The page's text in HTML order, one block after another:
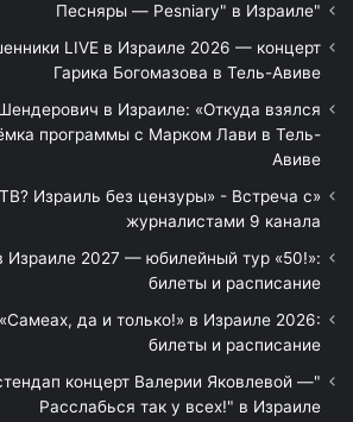
"Песняры — Pesniary" в Израиле
LIVE в Израиле 2026 — концерт
Гарика Богомазова в Тель-Авиве
в Израиле: «Откуда взялся
программы с Марком Лави в Тель-
Авиве
Израиль без цензуры» - Встреча с
журналистами 9 канала
Израиле 2027 — юбилейный тур «50!»:
билеты и расписание
да и только!» в Израиле 2026:
билеты и расписание
концерт Валерии Яковлевой —
Расслабься так у всех!" в Израиле